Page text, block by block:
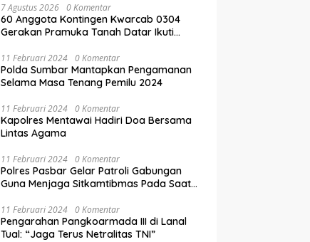
7 Agustus 2026 0 Komentar
60 Anggota Kontingen Kwarcab 0304
Gerakan Pramuka Tanah Datar Ikuti
11 Februari 2024 0 Komentar
Polda Sumbar Mantapkan Pengamanan
Selama Masa Tenang Pemilu 2024
11 Februari 2024 0 Komentar
Kapolres Mentawai Hadiri Doa Bersama
Lintas Agama
11 Februari 2024 0 Komentar
Polres Pasbar Gelar Patroli Gabungan
Guna Menjaga Sitkamtibmas Pada Saat
11 Februari 2024 0 Komentar
Pengarahan Pangkoarmada III di Lanal
Tual: “Jaga Terus Netralitas TNI”